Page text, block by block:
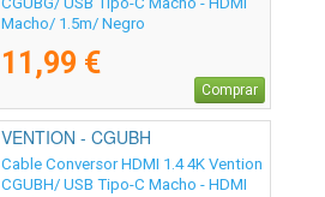
Macho/ 1.5m/ Negro
11,99 €
Comprar
VENTION - CGUBH
Cable Conversor HDMI 1.4 4K Vention
CGUBH/ USB Tipo-C Macho - HDMI